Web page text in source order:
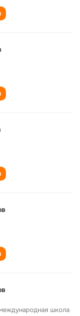
школа